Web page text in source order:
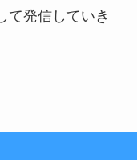
て発信していき